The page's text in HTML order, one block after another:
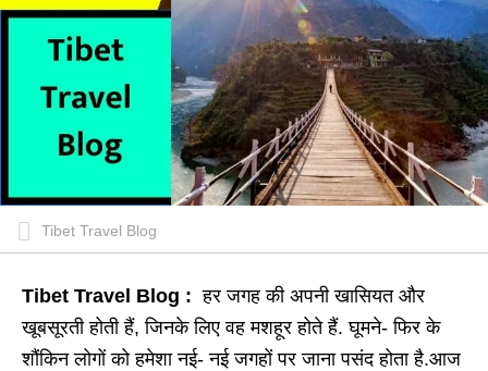
Tibet Travel Blog
Tibet Travel Blog : हर जगह की अपनी खासियत और
खूबसूरती होती हैं, जिनके लिए वह मशहूर होते हैं. घूमने- फिर के
शौंकिन लोगों को हमेशा नई- नई जगहों पर जाना पसंद होता है.आज